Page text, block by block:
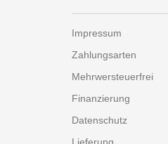
Impressum
Zahlungsarten
Mehrwersteuerfrei
Finanzierung
Datenschutz
Lieferung